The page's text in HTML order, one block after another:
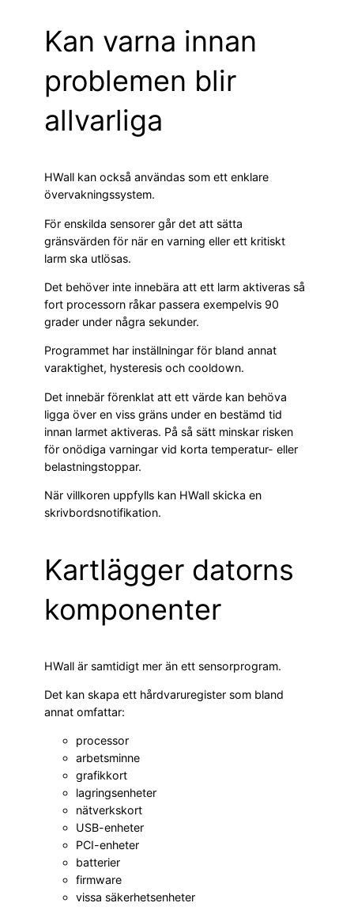
Kan varna innan
problemen blir
allvarliga
HWall kan också användas som ett enklare
övervakningssystem.
För enskilda sensorer går det att sätta
gränsvärden för när en varning eller ett kritiskt
larm ska utlösas.
Det behöver inte innebära att ett larm aktiveras så
fort processorn råkar passera exempelvis 90
grader under några sekunder.
Programmet har inställningar för bland annat
varaktighet, hysteresis och cooldown.
Det innebär förenklat att ett värde kan behöva
ligga över en viss gräns under en bestämd tid
innan larmet aktiveras. På så sätt minskar risken
för onödiga varningar vid korta temperatur- eller
belastningstoppar.
När villkoren uppfylls kan HWall skicka en
skrivbordsnotifikation.
Kartlägger datorns
komponenter
HWall är samtidigt mer än ett sensorprogram.
Det kan skapa ett hårdvaruregister som bland
annat omfattar:
processor
arbetsminne
grafikkort
lagringsenheter
nätverkskort
USB-enheter
PCI-enheter
batterier
firmware
vissa säkerhetsenheter